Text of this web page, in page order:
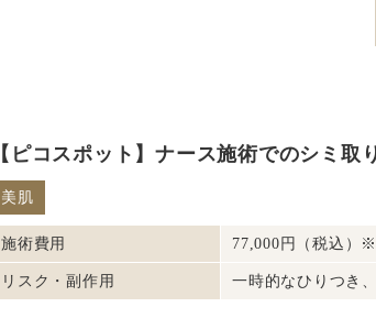
【ピコスポット】ナース施術でのシミ取
美肌
施術費用 77,000円（税込）
リスク・副作用 一時的なひりつき